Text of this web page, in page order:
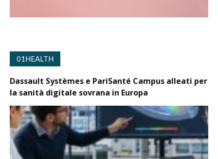
01HEALTH
Dassault Systèmes e PariSanté Campus alleati per
la sanità digitale sovrana in Europa